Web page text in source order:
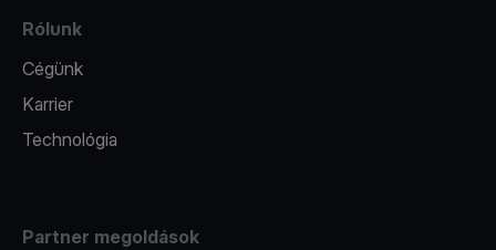
Rólunk
Cégünk
Karrier
Technológia
Partner megoldások